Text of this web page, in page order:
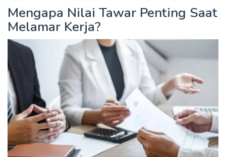
Mengapa Nilai Tawar Penting Saat
Melamar Kerja?